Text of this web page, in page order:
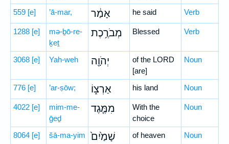
559 [e] ’ā-mar, אָמַ֔ר he said Verb
1288 [e]
mə-ḇō-re-
ḵeṯ
מְבֹרֶ֥כֶת Blessed Verb
3068 [e] Yah-weh יְהֹוָ֖ה
of the LORD
[are]
Noun
776 [e] ’ar-ṣōw; אַרְצ֑וֹ his land Noun
4022 [e]
mim-me-
ḡeḏ
מִמֶּ֤גֶד
With the
choice
Noun
8064 [e] šā-ma-yim שָׁמַ֙יִם֙ of heaven Noun